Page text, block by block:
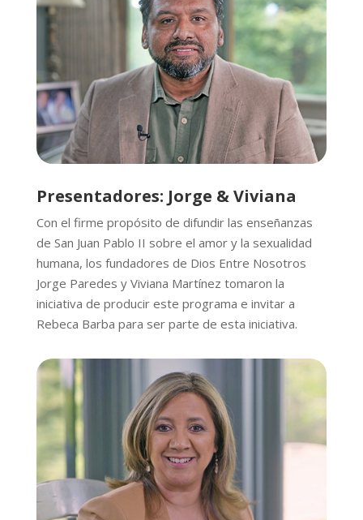
Presentadores: Jorge & Viviana
Con el firme propósito de difundir las enseñanzas
de San Juan Pablo II sobre el amor y la sexualidad
humana, los fundadores de Dios Entre Nosotros
Jorge Paredes y Viviana Martínez tomaron la
iniciativa de producir este programa e invitar a
Rebeca Barba para ser parte de esta iniciativa.